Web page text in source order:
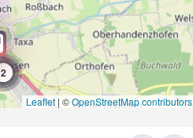
2
Leaflet | ©OpenStreetMap contributors